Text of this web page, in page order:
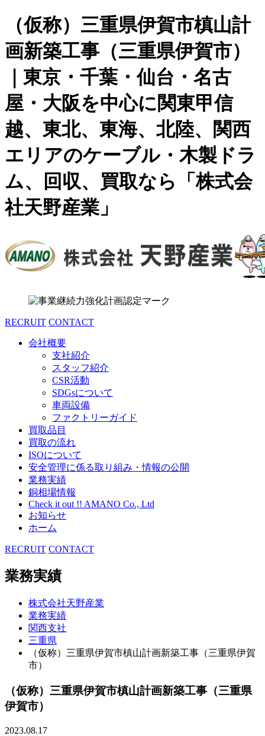
（仮称）三重県伊賀市槙山計
画新築工事（三重県伊賀市）
｜東京・千葉・仙台・名古
屋・大阪を中心に関東甲信
越、東北、東海、北陸、関西
エリアのケーブル・木製ドラ
ム、回収、買取なら「株式会
社天野産業」
RECRUIT CONTACT
会社概要
支社紹介
スタッフ紹介
CSR活動
SDGsについて
車両設備
ファクトリーガイド
買取品目
買取の流れ
ISOについて
安全管理に係る取り組み・情報の公開
業務実績
銅相場情報
Check it out !! AMANO Co., Ltd
お知らせ
ホーム
RECRUIT CONTACT
業務実績
株式会社天野産業
業務実績
関西支社
三重県
（仮称）三重県伊賀市槙山計画新築工事（三重県伊賀
市）
（仮称）三重県伊賀市槙山計画新築工事（三重県
伊賀市）
2023.08.17